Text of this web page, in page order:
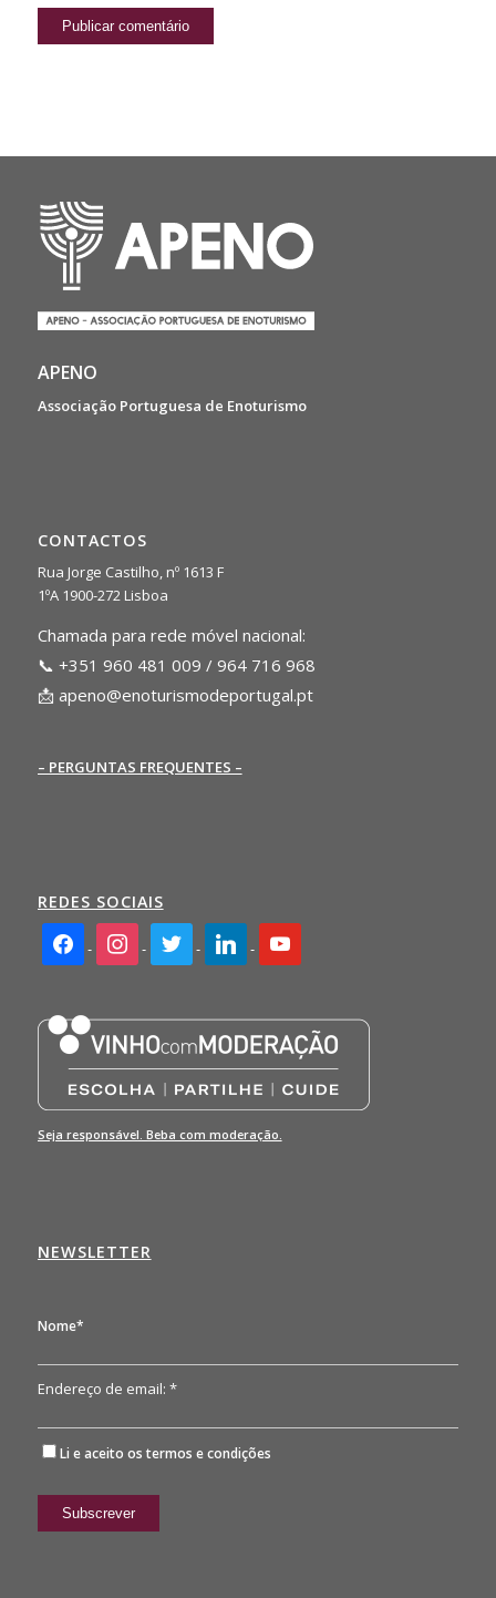
APENO
Associação Portuguesa de Enoturismo
CONTACTOS
Rua Jorge Castilho, nº 1613 F
1ºA 1900-272 Lisboa
Chamada para rede móvel nacional:
📞 +351 960 481 009 / 964 716 968
📩 apeno@enoturismodeportugal.pt
– PERGUNTAS FREQUENTES –
REDES SOCIAIS
facebook2instagramtwitter linkedin youtube
Seja responsável. Beba com moderação.
NEWSLETTER
Nome*
Endereço de email: *
Li e aceito os termos e condições